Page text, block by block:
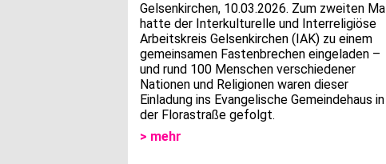
Gelsenkirchen, 10.03.2026. Zum zweiten Mal
hatte der Interkulturelle und Interreligiöse
Arbeitskreis Gelsenkirchen (IAK) zu einem
gemeinsamen Fastenbrechen eingeladen –
und rund 100 Menschen verschiedener
Nationen und Religionen waren dieser
Einladung ins Evangelische Gemeindehaus in
der Florastraße gefolgt.
> mehr